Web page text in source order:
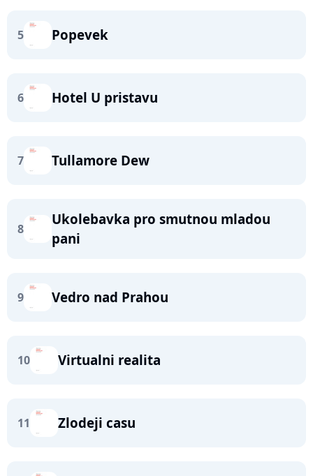
5 Popevek
6 Hotel U pristavu
7 Tullamore Dew
8
Ukolebavka pro smutnou mladou
pani
9 Vedro nad Prahou
10 Virtualni realita
11 Zlodeji casu